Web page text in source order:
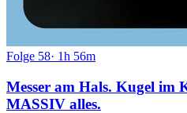
Folge 58· 1h 56m
Messer am Hals. Kugel im
MASSIV alles.